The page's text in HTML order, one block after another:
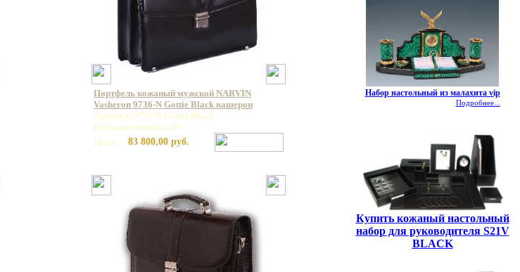
Портфель кожаный мужской NARVIN
Vasheron 9736-N Gottie Black вашерон
Артикул: 9736 N Gottie Black
Базовая единица: шт
Цена:
83 800,00 руб.
Набор настольный из малахита vip
Подробнее...
Купить кожаный настольный
набор для руководителя S21V
BLACK